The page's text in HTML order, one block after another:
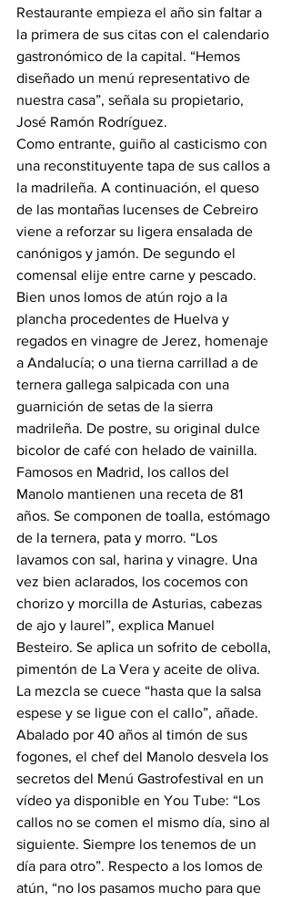
Restaurante empieza el año sin faltar a
la primera de sus citas con el calendario
gastronómico de la capital. “Hemos
diseñado un menú representativo de
nuestra casa”, señala su propietario,
José Ramón Rodríguez.
Como entrante, guiño al casticismo con
una reconstituyente tapa de sus callos a
la madrileña. A continuación, el queso
de las montañas lucenses de Cebreiro
viene a reforzar su ligera ensalada de
canónigos y jamón. De segundo el
comensal elije entre carne y pescado.
Bien unos lomos de atún rojo a la
plancha procedentes de Huelva y
regados en vinagre de Jerez, homenaje
a Andalucía; o una tierna carrillad a de
ternera gallega salpicada con una
guarnición de setas de la sierra
madrileña. De postre, su original dulce
bicolor de café con helado de vainilla.
Famosos en Madrid, los callos del
Manolo mantienen una receta de 81
años. Se componen de toalla, estómago
de la ternera, pata y morro. “Los
lavamos con sal, harina y vinagre. Una
vez bien aclarados, los cocemos con
chorizo y morcilla de Asturias, cabezas
de ajo y laurel”, explica Manuel
Besteiro. Se aplica un sofrito de cebolla,
pimentón de La Vera y aceite de oliva.
La mezcla se cuece “hasta que la salsa
espese y se ligue con el callo”, añade.
Abalado por 40 años al timón de sus
fogones, el chef del Manolo desvela los
secretos del Menú Gastrofestival en un
vídeo ya disponible en You Tube: “Los
callos no se comen el mismo día, sino al
siguiente. Siempre los tenemos de un
día para otro”. Respecto a los lomos de
atún, “no los pasamos mucho para que